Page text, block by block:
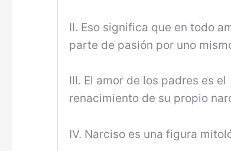
II. Eso significa que en todo
parte de pasión por uno
III. El amor de los padres es el
renacimiento de su propio
IV. Narciso es una figura